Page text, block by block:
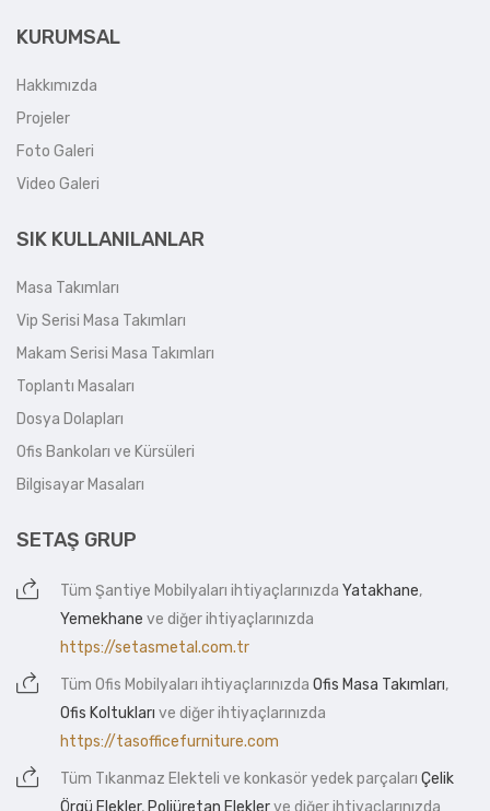
KURUMSAL
Hakkımızda
Projeler
Foto Galeri
Video Galeri
SIK KULLANILANLAR
Masa Takımları
Vip Serisi Masa Takımları
Makam Serisi Masa Takımları
Toplantı Masaları
Dosya Dolapları
Ofis Bankoları ve Kürsüleri
Bilgisayar Masaları
SETAŞ GRUP
Tüm Şantiye Mobilyaları ihtiyaçlarınızda Yatakhane,
Yemekhane ve diğer ihtiyaçlarınızda
https://setasmetal.com.tr
Tüm Ofis Mobilyaları ihtiyaçlarınızda Ofis Masa Takımları,
Ofis Koltukları ve diğer ihtiyaçlarınızda
https://tasofficefurniture.com
Tüm Tıkanmaz Elekteli ve konkasör yedek parçaları Çelik
Örgü Elekler, Poliüretan Eleklerve diğer ihtiyaçlarınızda